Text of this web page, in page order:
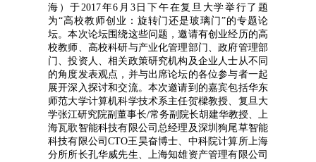
海）于2017年6月3日下午在复旦大学举行了题
为“高校教师创业：旋转门还是玻璃门”的专题论
坛。本次论坛围绕这些问题，邀请有创业经历的高
校教师、高校科研与产业化管理部门、政府管理部
门、投资人、相关政策研究机构及企业人士从不同
的角度发表观点，并与出席论坛的各位参与者一起
展开深入探讨和交流。本次邀请到的嘉宾包括华东
师范大学计算机科学技术系主任贺樑教授、复旦大
学张江研究院副董事长/常务副院长胡建华教授、上
海瓦歌智能科技有限公司总经理及深圳狗尾草智能
科技有限公司CTO王昊奋博士、中科院计算所上海
分所所长孔华威先生、上海知雄资产管理有限公司